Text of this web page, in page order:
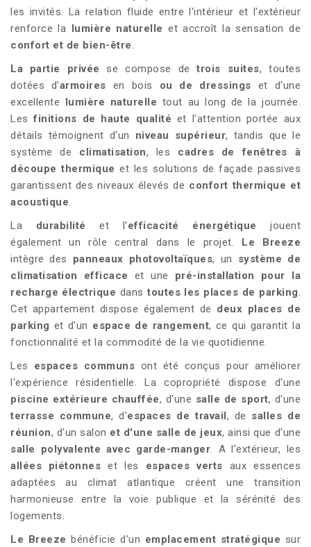
les invités. La relation fluide entre l'intérieur et l'extérieur
renforce la lumière naturelle et accroît la sensation de
confort et de bien-être.
La partie privée se compose detrois suites, toutes
dotées d'armoires en bois ou de dressings et d'une
excellente lumière naturelle tout au long de la journée.
Lesfinitions de haute qualité et l'attention portée aux
détails témoignent d'un niveau supérieur, tandis que le
système de climatisation, les cadres de fenêtres à
découpe thermique et les solutions de façade passives
garantissent des niveaux élevés de confort thermique et
acoustique.
La durabilité et l'efficacité énergétique jouent
également un rôle central dans le projet. Le Breeze
intègre des panneaux photovoltaïques, un système de
climatisation efficace et une pré-installation pour la
recharge électrique danstoutes les places de parking.
Cet appartement dispose également de deux places de
parking et d'un espace de rangement, ce qui garantit la
fonctionnalité et la commodité de la vie quotidienne.
Les espaces communs ont été conçus pour améliorer
l'expérience résidentielle. La copropriété dispose d'une
piscine extérieure chauffée, d'une salle de sport, d'une
terrasse commune, d'espaces de travail, de salles de
réunion, d'un salon et d'une salle de jeux, ainsi que d'une
salle polyvalente avec garde-manger. A l'extérieur, les
allées piétonnes et les espaces verts aux essences
adaptées au climat atlantique créent une transition
harmonieuse entre la voie publique et la sérénité des
logements.
Le Breeze bénéficie d'un emplacement stratégique sur